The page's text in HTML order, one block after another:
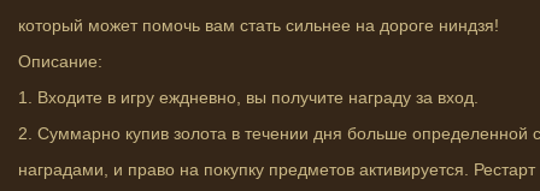
который может помочь вам стать сильнее на дороге ниндзя!
Описание:
1. Входите в игру еждневно, вы получите награду за вход.
2. Суммарно купив золота в течении дня больше определенной
наградами, и право на покупку предметов активируется.